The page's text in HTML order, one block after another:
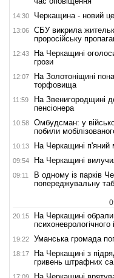
14:30 Черкащина - новий
13:06
СБУ викрила
проросійську
12:43
На Черкащині
грози
12:07
На Золотоніщині
торфовища
11:59
На Звенигородщині
пенсіонера
10:58
Омбудсман: у
побили
10:13 На Черкащині п'яний
09:54 На Черкащині
09:11
В одному із парків
попереджувальну
20:15
На Черкащині
психоневрологічного
19:22 Уманська громада
18:17
На Черкащині з
гривень штрафних
17:09